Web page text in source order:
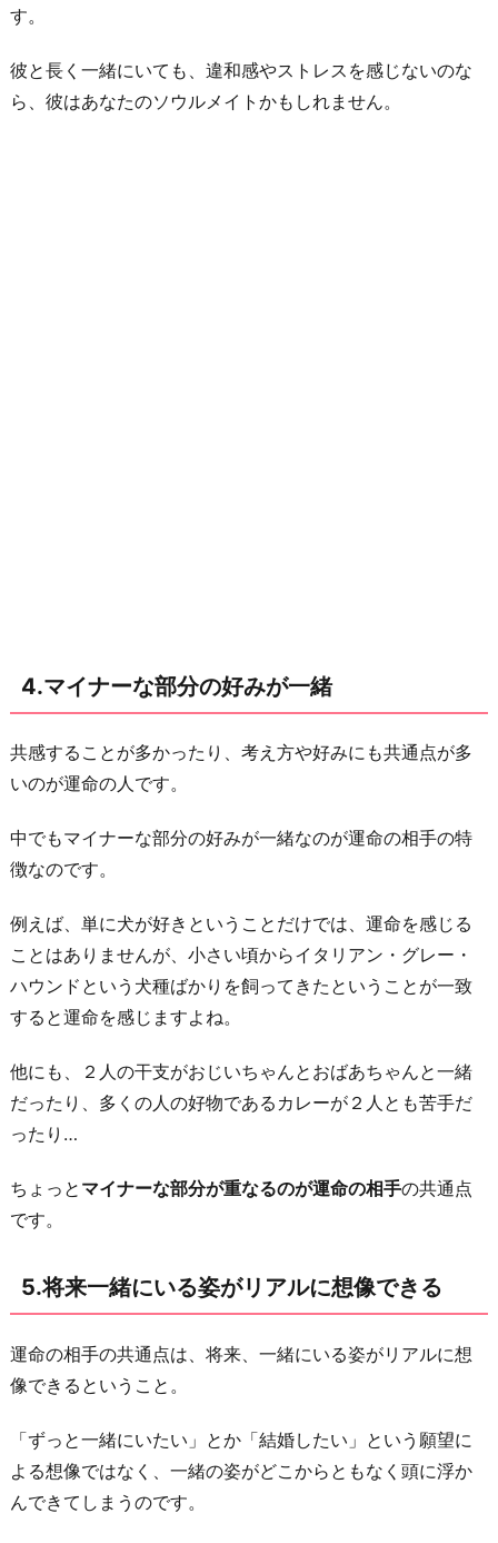
全
て
と
感
じ
る
考
え
が
シ
ン
ロ
す
こ
と
が
多
お
わ
り
す。
彼と長く一緒にいても、違和感やストレスを感じないのな
ら、彼はあなたのソウルメイトかもしれません。
4.マイナーな部分の好みが一緒
共感することが多かったり、考え方や好みにも共通点が多
いのが運命の人です。
中でもマイナーな部分の好みが一緒なのが運命の相手の特
徴なのです。
例えば、単に犬が好きということだけでは、運命を感じる
ことはありませんが、小さい頃からイタリアン・グレー・
ハウンドという犬種ばかりを飼ってきたということが一致
すると運命を感じますよね。
他にも、２人の干支がおじいちゃんとおばあちゃんと一緒
だったり、多くの人の好物であるカレーが２人とも苦手だ
ったり…
ちょっと マイナーな部分が重なるのが運命の相手の共通点
です。
5.将来一緒にいる姿がリアルに想像できる
運命の相手の共通点は、将来、一緒にいる姿がリアルに想
像できるということ。
「ずっと一緒にいたい」とか「結婚したい」という願望に
よる想像ではなく、一緒の姿がどこからともなく頭に浮か
んできてしまうのです。